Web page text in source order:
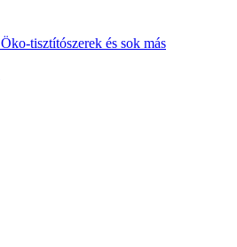
Öko-tisztítószerek és sok más